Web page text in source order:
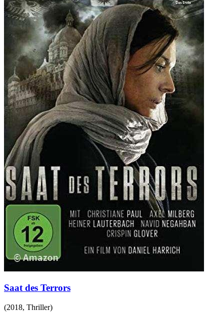
Saat des Terrors
(2018, Thriller)